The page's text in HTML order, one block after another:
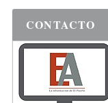
CONTACTO